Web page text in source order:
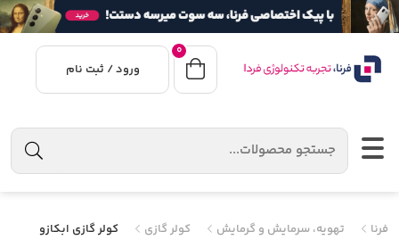
0
ورود / ثبت نام
فرنا تهویه، سرمایش و گرمایش کولر گازی کولر گازی ابکازو